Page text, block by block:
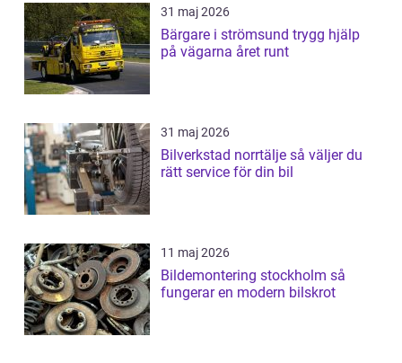
31 maj 2026
Bärgare i strömsund trygg hjälp
på vägarna året runt
31 maj 2026
Bilverkstad norrtälje så väljer du
rätt service för din bil
11 maj 2026
Bildemontering stockholm så
fungerar en modern bilskrot